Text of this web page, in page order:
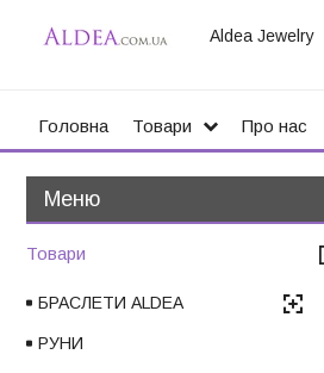
Aldea Jewelry
Головна Товари Про нас
Товари
БРАСЛЕТИ ALDEA
РУНИ